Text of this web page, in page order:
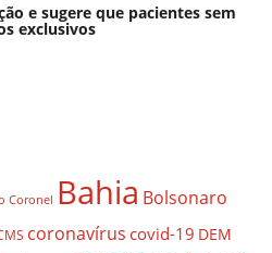
e sugere que pacientes sem
exclusivos
Coronel Bahia Bolsonaro
coronavírus covid-19 DEM